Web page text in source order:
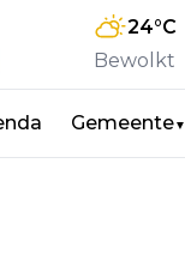
24°C
Bewolkt
Gemeente▼